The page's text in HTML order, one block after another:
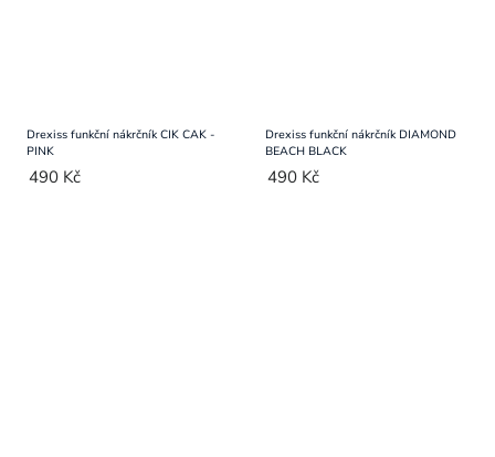
Drexiss funkční nákrčník CIK CAK -
PINK
490 Kč
Drexiss funkční nákrčník DIAMOND
BEACH BLACK
490 Kč